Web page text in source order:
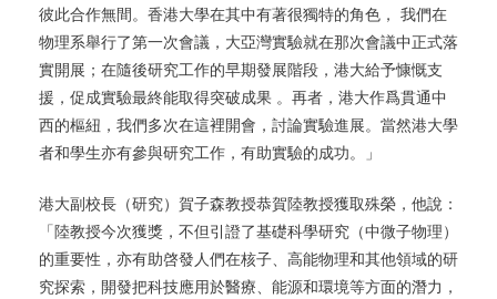
彼此合作無間。香港大學在其中有著很獨特的角色， 我們在
物理系舉行了第一次會議，大亞灣實驗就在那次會議中正式落
實開展；在隨後研究工作的早期發展階段，港大給予慷慨支
援，促成實驗最終能取得突破成果 。再者，港大作爲貫通中
西的樞紐，我們多次在這裡開會，討論實驗進展。當然港大學
者和學生亦有參與研究工作，有助實驗的成功。」
港大副校長（研究）賀子森教授恭賀陸教授獲取殊榮，他說：
「陸教授今次獲獎，不但引證了基礎科學研究（中微子物理）
的重要性，亦有助啓發人們在核子、高能物理和其他領域的研
究探索，開發把科技應用於醫療、能源和環境等方面的潛力，